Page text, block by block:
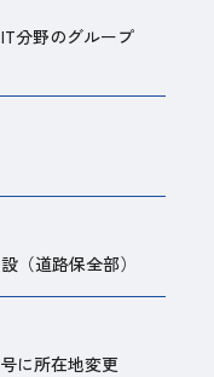
分野のグループ
（道路保全部）
に所在地変更